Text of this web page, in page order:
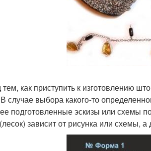
как приступить к изготовлению
В случае выбора какого-то
подготовленные эскизы или схемы
зависит от рисунка или схемы,